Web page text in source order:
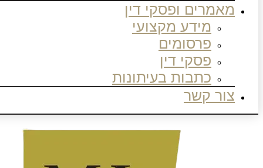
מאמרים ופסקי דין
מידע מקצועי
פרסומים
פסקי דין
כתבות בעיתונות
צור קשר